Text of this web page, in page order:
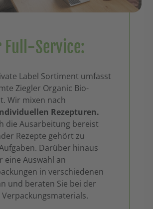
Full-Service:
Label Sortiment umfasst
Ziegler Organic Bio-
Wir mixen nach
Rezepturen.
die Ausarbeitung bereist
Rezepte gehört zu
Darüber hinaus
eine Auswahl an
in verschiedenen
und beraten Sie bei der
Verpackungsmaterials.